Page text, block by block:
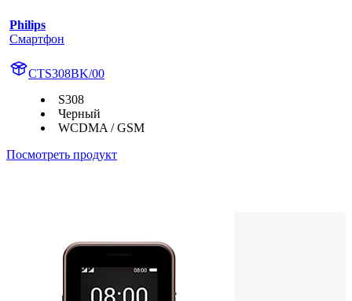
Philips
Смартфон
CTS308BK/00
S308
Черный
WCDMA / GSM
Посмотреть продукт